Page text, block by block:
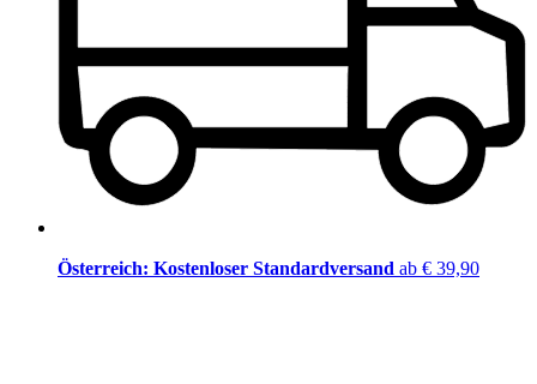
Österreich: Kostenloser Standardversand ab € 39,90